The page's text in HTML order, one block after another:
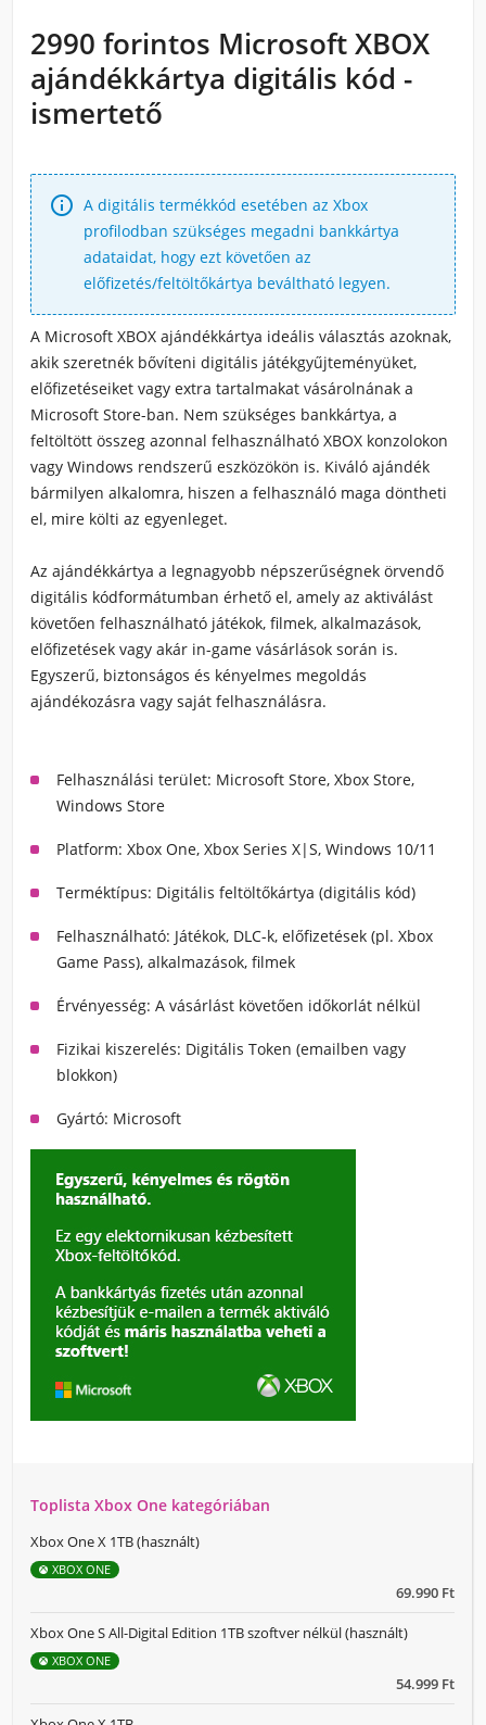
2990 forintos Microsoft XBOX
ajándékkártya digitális kód -
ismertető
 A digitális termékkód esetében az Xbox
profilodban szükséges megadni bankkártya
adataidat, hogy ezt követően az
előfizetés/feltöltőkártya beváltható legyen.
A Microsoft XBOX ajándékkártya ideális választás azoknak,
akik szeretnék bővíteni digitális játékgyűjteményüket,
előfizetéseiket vagy extra tartalmakat vásárolnának a
Microsoft Store-ban. Nem szükséges bankkártya, a
feltöltött összeg azonnal felhasználható XBOX konzolokon
vagy Windows rendszerű eszközökön is. Kiváló ajándék
bármilyen alkalomra, hiszen a felhasználó maga döntheti
el, mire költi az egyenleget.
Az ajándékkártya a legnagyobb népszerűségnek örvendő
digitális kódformátumban érhető el, amely az aktiválást
követően felhasználható játékok, filmek, alkalmazások,
előfizetések vagy akár in-game vásárlások során is.
Egyszerű, biztonságos és kényelmes megoldás
ajándékozásra vagy saját felhasználásra.
Felhasználási terület: Microsoft Store, Xbox Store,
Windows Store
Platform: Xbox One, Xbox Series X|S, Windows 10/11
Terméktípus: Digitális feltöltőkártya (digitális kód)
Felhasználható: Játékok, DLC-k, előfizetések (pl. Xbox
Game Pass), alkalmazások, filmek
Érvényesség: A vásárlást követően időkorlát nélkül
Fizikai kiszerelés: Digitális Token (emailben vagy
blokkon)
Gyártó: Microsoft
Toplista Xbox One kategóriában
69.990 Ft
Xbox One X 1TB (használt)
XBOX ONE
54.999 Ft
Xbox One S All-Digital Edition 1TB szoftver nélkül (használt)
XBOX ONE